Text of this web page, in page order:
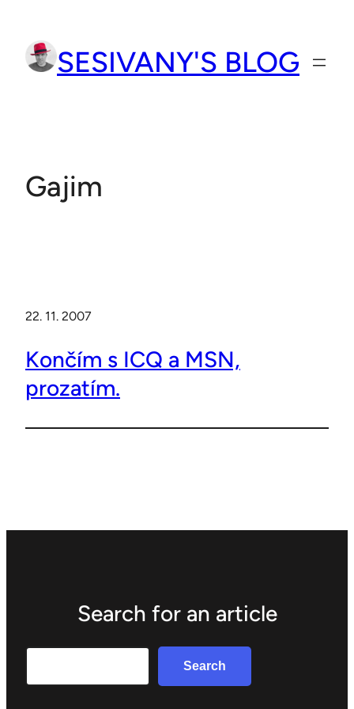
obsah
SESIVANY'S BLOG
Gajim
22. 11. 2007
Končím s ICQ a MSN,
prozatím.
Search for an article
Search